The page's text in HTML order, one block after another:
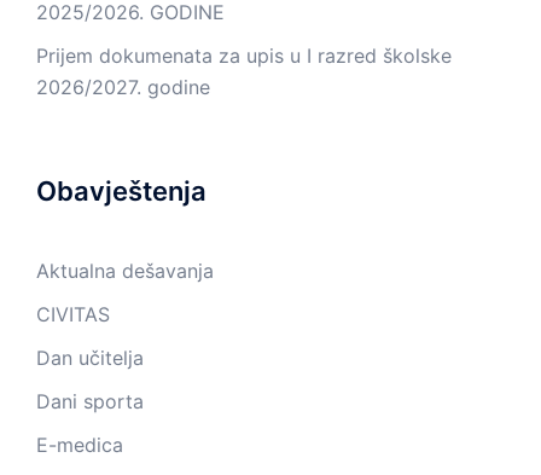
2025/2026. GODINE
Prijem dokumenata za upis u I razred školske
2026/2027. godine
Obavještenja
Aktualna dešavanja
CIVITAS
Dan učitelja
Dani sporta
E-medica